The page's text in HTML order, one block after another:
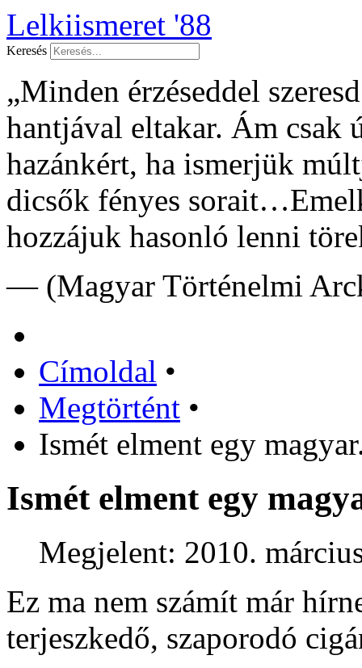
Lelkiismeret '88
Keresés
„Minden érzéseddel
hantjával eltakar. Ám csak
hazánkért, ha ismerjük
dicsők fényes
hozzájuk hasonló lenni
— (Magyar Történelmi
Címoldal •
Megtörtént •
Ismét elment egy
Ismét elment egy
Megjelent: 2010.
Ez ma nem számít már
terjeszkedő, szaporodó